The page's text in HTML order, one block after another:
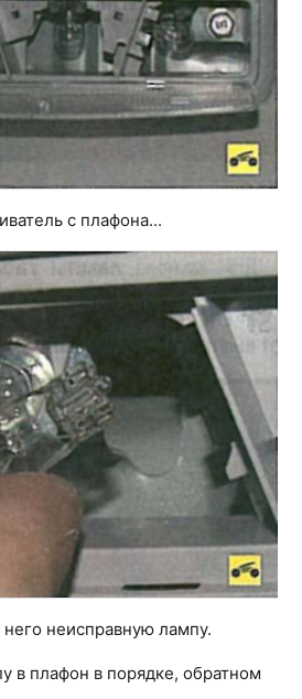
с плафона...
него неисправную лампу.
в плафон в порядке, обратном